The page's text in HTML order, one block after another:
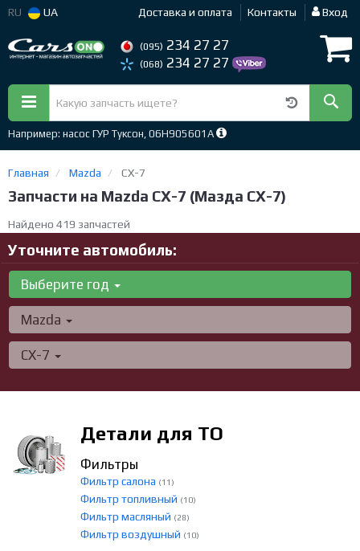
RU UA Доставка и оплата Контакты Вход
(095) 234 27 27
(068) 234 27 27
Например: насос ГУР Туксон, 06H905601A
Главная Mazda CX-7
Запчасти на Mazda CX-7 (Мазда СХ-7)
Найдено 419 запчастей
Уточните автомобиль:
Выберите год
Mazda
CX-7
Детали для ТО
Фильтры
Фильтр салона (11)
Фильтр топливный (10)
Фильтр масляный (28)
Фильтр воздушный (10)